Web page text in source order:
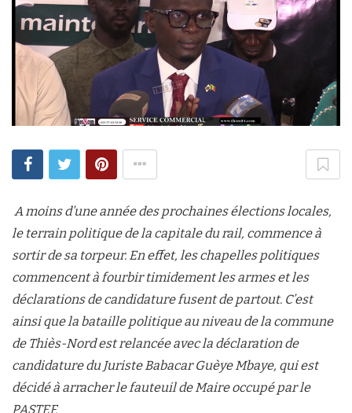
A moins d’une année des prochaines élections locales,
le terrain politique de la capitale du rail, commence à
sortir de sa torpeur. En effet, les chapelles politiques
commencent à fourbir timidement les armes et les
déclarations de candidature fusent de partout. C’est
ainsi que la bataille politique au niveau de la commune
de Thiès-Nord est relancée avec la déclaration de
candidature du Juriste Babacar Guèye Mbaye, qui est
décidé à arracher le fauteuil de Maire occupé par le
PASTEF.